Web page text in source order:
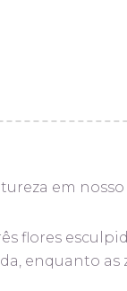
em
flores
enquanto